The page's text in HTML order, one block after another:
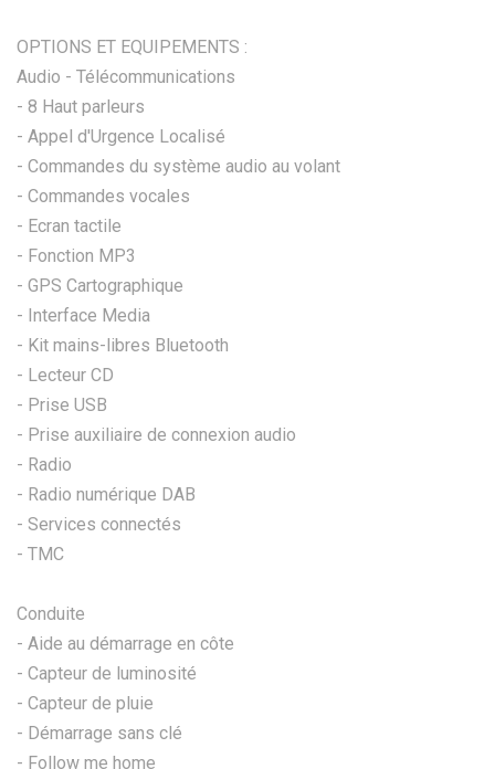
OPTIONS ET EQUIPEMENTS :
Audio - Télécommunications
- 8 Haut parleurs
- Appel d'Urgence Localisé
- Commandes du système audio au volant
- Commandes vocales
- Ecran tactile
- Fonction MP3
- GPS Cartographique
- Interface Media
- Kit mains-libres Bluetooth
- Lecteur CD
- Prise USB
- Prise auxiliaire de connexion audio
- Radio
- Radio numérique DAB
- Services connectés
- TMC
Conduite
- Aide au démarrage en côte
- Capteur de luminosité
- Capteur de pluie
- Démarrage sans clé
- Follow me home